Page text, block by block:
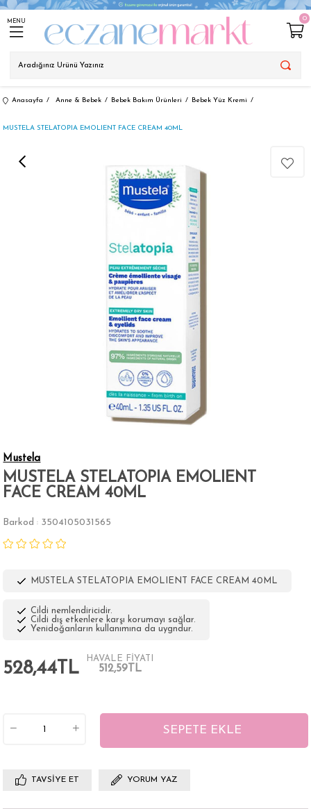
MENU 0
Anasayfa Anne & Bebek Bebek Bakım Ürünleri Bebek Yüz Kremi
MUSTELA STELATOPIA EMOLIENT FACE CREAM 40ML
Mustela
MUSTELA STELATOPIA EMOLIENT
FACE CREAM 40ML
Barkod : 3504105031565
MUSTELA STELATOPIA EMOLIENT FACE CREAM 40ML
Cildi nemlendiricidir.
Cildi dış etkenlere karşı korumayı sağlar.
Yenidoğanların kullanımına da uygndur.
528,44TL
HAVALE FİYATI
512,59TL
TAVSIYE ET YORUM YAZ